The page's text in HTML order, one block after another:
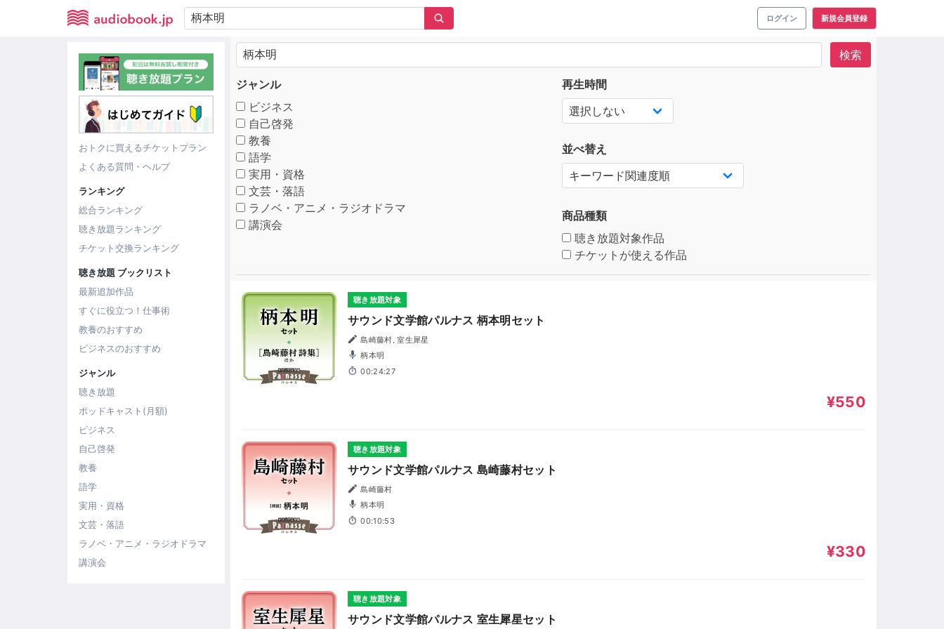
ログイン 新規会員登録
おトクに買えるチケットプラン
よくある質問・ヘルプ
ランキング
総合ランキング
聴き放題ランキング
チケット交換ランキング
聴き放題 ブックリスト
最新追加作品
すぐに役立つ！仕事術
教養のおすすめ
ビジネスのおすすめ
ジャンル
聴き放題
ポッドキャスト(月額)
ビジネス
自己啓発
教養
語学
実用・資格
文芸・落語
ラノベ・アニメ・ラジオドラマ
講演会
検索
ジャンル
ビジネス
自己啓発
教養
語学
実用・資格
文芸・落語
ラノベ・アニメ・ラジオドラマ
講演会
再生時間
並べ替え
商品種類
聴き放題対象作品
チケットが使える作品
聴き放題対象
サウンド文学館パルナス 柄本明セット
島崎藤村, 室生犀星
柄本明
00:24:27
¥550
聴き放題対象
サウンド文学館パルナス 島崎藤村セット
島崎藤村
柄本明
00:10:53
¥330
聴き放題対象
サウンド文学館パルナス 室生犀星セット